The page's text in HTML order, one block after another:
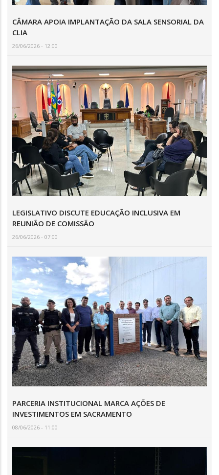
CÂMARA APOIA IMPLANTAÇÃO DA SALA SENSORIAL DA
CLIA
26/06/2026 - 12:00
LEGISLATIVO DISCUTE EDUCAÇÃO INCLUSIVA EM
REUNIÃO DE COMISSÃO
26/06/2026 - 07:00
PARCERIA INSTITUCIONAL MARCA AÇÕES DE
INVESTIMENTOS EM SACRAMENTO
08/06/2026 - 11:00